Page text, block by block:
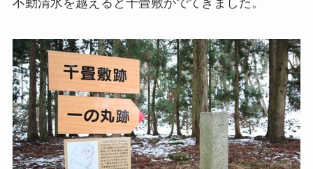
不動清水を越えると千畳敷がでてきました。